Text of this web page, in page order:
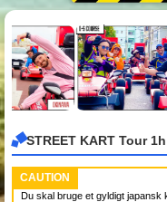
STREET KART Tour 1h
CAUTION
Du skal bruge et gyldigt